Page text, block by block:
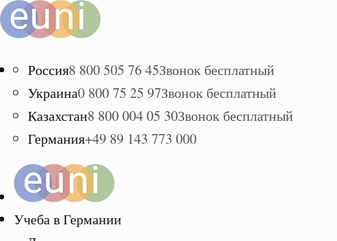
Россия8 800 505 76 45Звонок бесплатный
Украина0 800 75 25 97Звонок бесплатный
Казахстан8 800 004 05 30Звонок бесплатный
Германия+49 89 143 773 000
Учеба в Германии